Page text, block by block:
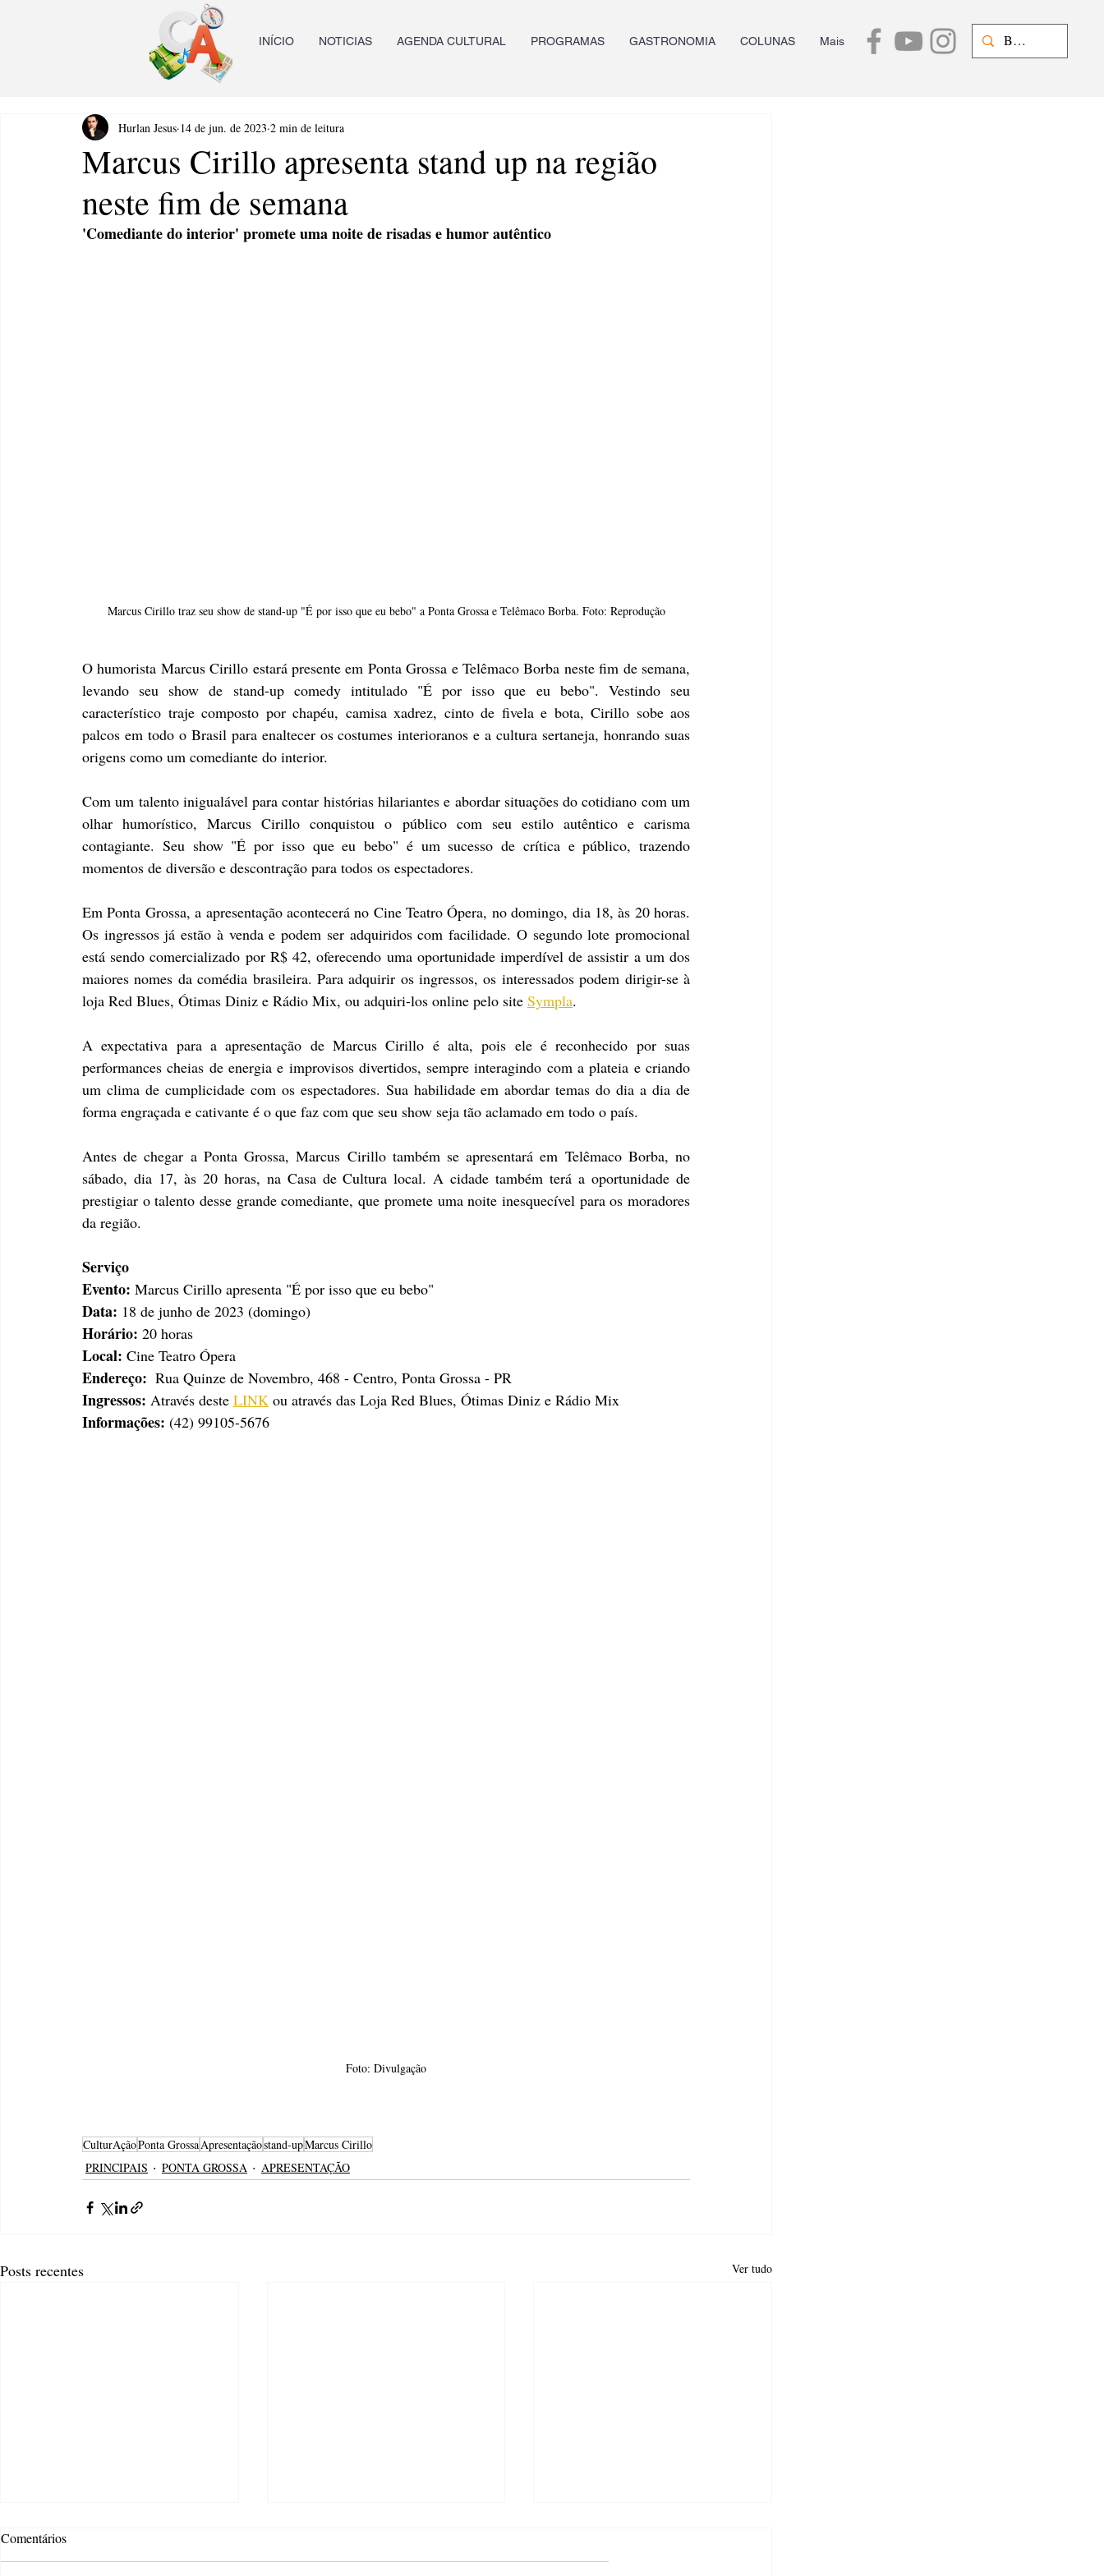
INÍCIO NOTICIAS AGENDA CULTURAL PROGRAMAS GASTRONOMIA COLUNAS Mais
Marcus Cirillo apresenta stand up na região
neste fim de semana
Hurlan Jesus 14 de jun. de 2023 2 min de leitura
'Comediante do interior' promete uma noite de risadas e humor autêntico
Marcus Cirillo traz seu show de stand-up "É por isso que eu bebo" a Ponta Grossa e Telêmaco Borba. Foto: Reprodução
O humorista Marcus Cirillo estará presente em Ponta Grossa e Telêmaco Borba neste fim de semana,
levando seu show de stand-up comedy intitulado "É por isso que eu bebo". Vestindo seu
característico traje composto por chapéu, camisa xadrez, cinto de fivela e bota, Cirillo sobe aos
palcos em todo o Brasil para enaltecer os costumes interioranos e a cultura sertaneja, honrando suas
origens como um comediante do interior.
Com um talento inigualável para contar histórias hilariantes e abordar situações do cotidiano com um
olhar humorístico, Marcus Cirillo conquistou o público com seu estilo autêntico e carisma
contagiante. Seu show "É por isso que eu bebo" é um sucesso de crítica e público, trazendo
momentos de diversão e descontração para todos os espectadores.
Em Ponta Grossa, a apresentação acontecerá no Cine Teatro Ópera, no domingo, dia 18, às 20 horas.
Os ingressos já estão à venda e podem ser adquiridos com facilidade. O segundo lote promocional
está sendo comercializado por R$ 42, oferecendo uma oportunidade imperdível de assistir a um dos
maiores nomes da comédia brasileira. Para adquirir os ingressos, os interessados podem dirigir-se à
loja Red Blues, Ótimas Diniz e Rádio Mix, ou adquiri-los online pelo site Sympla.
A expectativa para a apresentação de Marcus Cirillo é alta, pois ele é reconhecido por suas
performances cheias de energia e improvisos divertidos, sempre interagindo com a plateia e criando
um clima de cumplicidade com os espectadores. Sua habilidade em abordar temas do dia a dia de
forma engraçada e cativante é o que faz com que seu show seja tão aclamado em todo o país.
Antes de chegar a Ponta Grossa, Marcus Cirillo também se apresentará em Telêmaco Borba, no
sábado, dia 17, às 20 horas, na Casa de Cultura local. A cidade também terá a oportunidade de
prestigiar o talento desse grande comediante, que promete uma noite inesquecível para os moradores
da região.
Serviço
Evento: Marcus Cirillo apresenta "É por isso que eu bebo"
Data: 18 de junho de 2023 (domingo)
Horário: 20 horas
Local: Cine Teatro Ópera
Endereço: Rua Quinze de Novembro, 468 - Centro, Ponta Grossa - PR
Ingressos: Através deste LINK ou através das Loja Red Blues, Ótimas Diniz e Rádio Mix
Informações: (42) 99105-5676
Foto: Divulgação
CulturAçãoPonta GrossaApresentaçãostand-upMarcus Cirillo
PRINCIPAIS
PONTA GROSSA APRESENTAÇÃO
Posts recentes Ver tudo
Comentários